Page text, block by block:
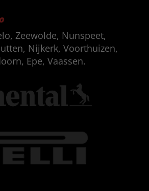
Zeewolde, Nunspeet,
Nijkerk, Voorthuizen,
Epe, Vaassen.